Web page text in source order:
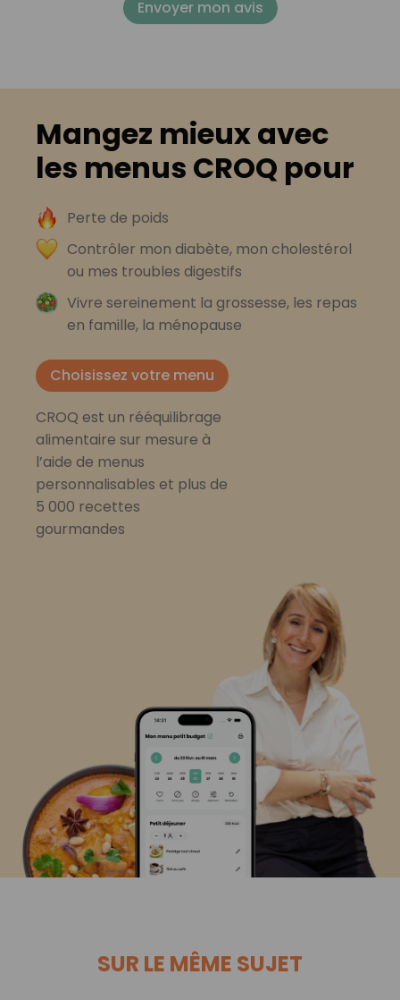
Envoyer mon avis
Mangez mieux avec
les menus CROQ pour
Perte de poids
Contrôler mon diabète, mon cholestérol
ou mes troubles digestifs
Vivre sereinement la grossesse, les repas
en famille, la ménopause
Choisissez votre menu
CROQ est un rééquilibrage
alimentaire sur mesure à
l’aide de menus
personnalisables et plus de
5 000 recettes
gourmandes
SUR LE MÊME SUJET